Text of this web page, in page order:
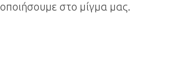
στο μίγμα μας.